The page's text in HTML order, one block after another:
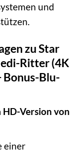
und
zu Star
Ritter (4K
Bonus-Blu-
Version von
einer